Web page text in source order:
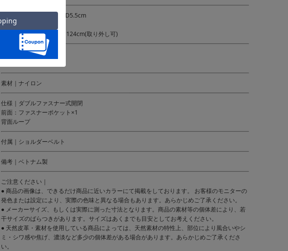
サイズ｜約W14.5×H19×D5.5cm
重量：約130g
ショルダー長さ：約72～124cm(取り外し可)
素材｜ナイロン
仕様｜ダブルファスナー式開閉
前面：ファスナーポケット×1
背面ループ
付属｜ショルダーベルト
備考｜ベトナム製
ご注意ください｜
● 商品の画像は、できるだけ商品に近いカラーにて掲載をしております。 お客様のモニターの
発色または設定により、実際の色味と異なる場合もあります。あらかじめご了承ください。
● メーカーサイズ、もしくは実際に測った寸法となります。商品の素材等の個体差により、若
干サイズのばらつきがあります。サイズはあくまでも目安としてお考えください。
● 天然皮革・素材を使用している商品によっては、天然素材の特性上、部位により風合いやシ
ミ・シワ感や焦げ、濃淡など多少の個体差がある場合があります。あらかじめご了承くださ
い。